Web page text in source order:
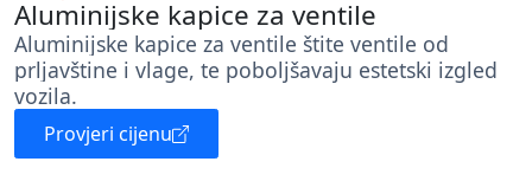
Aluminijske kapice za ventile
Aluminijske kapice za ventile štite ventile od
prljavštine i vlage, te poboljšavaju estetski izgled
vozila.
Provjeri cijenu